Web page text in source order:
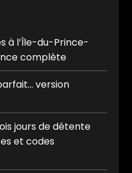
à l’Île-du-Prince-
complète
version
jours de détente
et codes